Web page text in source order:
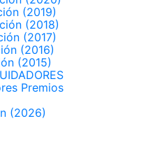
(2019)
(2018)
(2017)
(2016)
(2015)
Premios
(2026)